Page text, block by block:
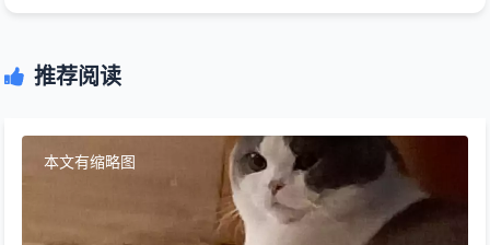
推荐阅读
本文有缩略图